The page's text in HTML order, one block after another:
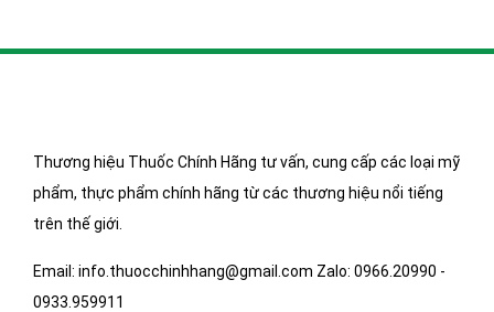
Thương hiệu Thuốc Chính Hãng tư vấn, cung cấp các loại mỹ
phẩm, thực phẩm chính hãng từ các thương hiệu nổi tiếng
trên thế giới.
Email: info.thuocchinhhang@gmail.com Zalo: 0966.20990 -
0933.959911